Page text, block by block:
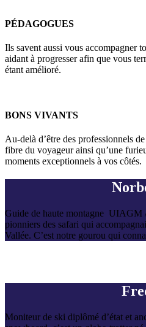
PÉDAGOGUES
Ils savent aussi vous accompagner
aidant à progresser afin que vous
étant amélioré.
BONS VIVANTS
Au-delà d’être des professionnels
fibre du voyageur ainsi qu’une
moments exceptionnels à vos côtés.
Guide de haute montagne UIAGM
pionniers des safari qui
Vallée. C’est notre gourou qui
Moniteur de ski diplômé d’état et